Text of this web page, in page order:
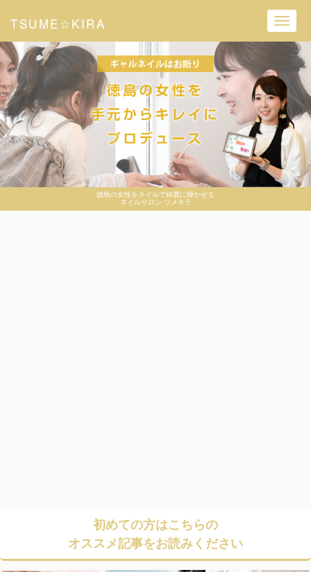
徳島の女性をネイルで綺麗に輝かせる
ネイルサロン ツメキラ
TSUME☆KIRA
初めての方はこちらの
オススメ記事をお読みください